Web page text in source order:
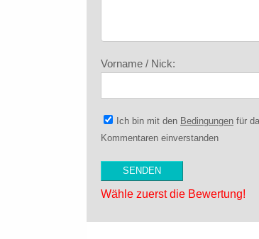
Vorname / Nick:
Ich bin mit den Bedingungen für
Kommentaren einverstanden
Wähle zuerst die Bewertung!